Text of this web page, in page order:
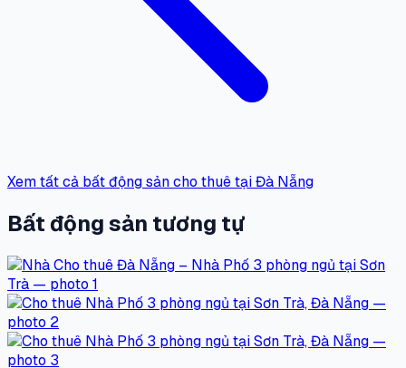
Xem tất cả bất động sản cho thuê tại Đà Nẵng
Bất động sản tương tự